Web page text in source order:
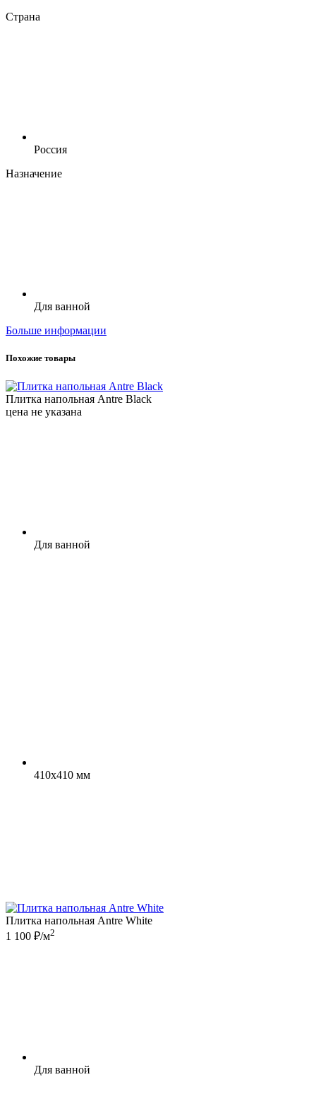
Страна
Россия
Назначение
Для ванной
Больше информации
Похожие товары
Плитка напольная Antre Black
цена не указана
Для ванной
410x410 мм
Плитка напольная Antre White
1 100 ₽/м2
Для ванной